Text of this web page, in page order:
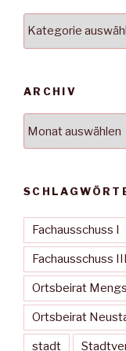
ARCHIV
Fachausschuss I
Fachausschuss III
Ortsbeirat
Ortsbeirat
stadt